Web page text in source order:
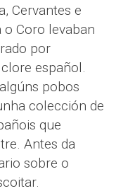
Cervantes e
o Coro levaban
por
español.
pobos
colección de
que
Antes da
sobre o